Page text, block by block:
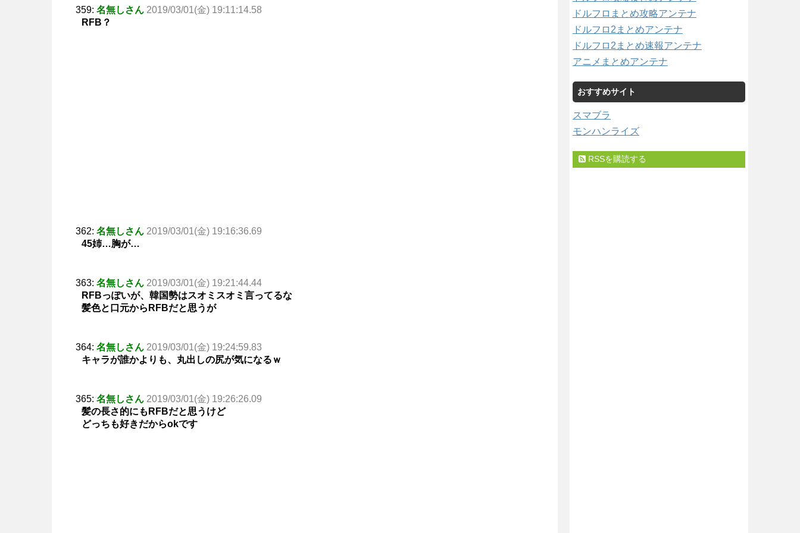
359: 名無しさん 2019/03/01(金) 19:11:14.58
RFB？
362: 名無しさん 2019/03/01(金) 19:16:36.69
45姉…胸が…
363: 名無しさん 2019/03/01(金) 19:21:44.44
RFBっぽいが、韓国勢はスオミスオミ言ってるな
髪色と口元からRFBだと思うが
364: 名無しさん 2019/03/01(金) 19:24:59.83
キャラが誰かよりも、丸出しの尻が気になるｗ
365: 名無しさん 2019/03/01(金) 19:26:26.09
髪の長さ的にもRFBだと思うけど
どっちも好きだからokです
ドルフロまとめ攻略アンテナ
ドルフロ2まとめアンテナ
ドルフロ2まとめ速報アンテナ
アニメまとめアンテナ
おすすめサイト
スマブラ
モンハンライズ
RSSを購読する